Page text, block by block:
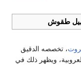
طقوش
، تخصصه الدقيق
ويظهر ذلك في